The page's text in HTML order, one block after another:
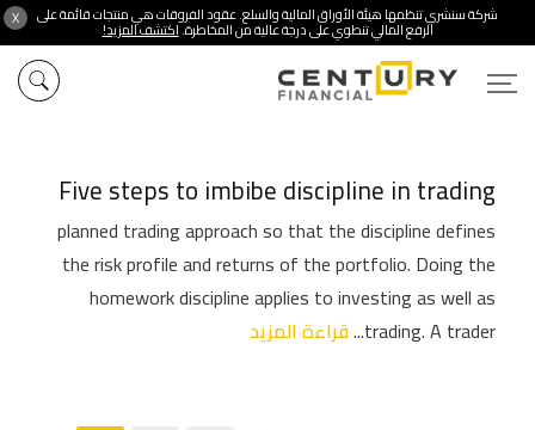
X شركة سنشري تنظمها هيئة الأوراق المالية والسلع. عقود الفروقات هي منتجات قائمة على
الرفع المالي تنطوي على درجة عالية من المخاطرة.اكتشف المزيد!
Five steps to imbibe discipline in trading
planned trading approach so that the discipline defines
the risk profile and returns of the portfolio. Doing the
homework discipline applies to investing as well as
trading. A trader... قراءة المزيد